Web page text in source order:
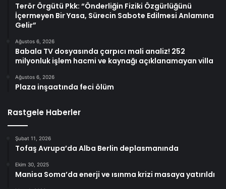
Terör Örgütü Pkk: “Önderliğin Fiziki Özgürlüğünü
İçermeyen Bir Yasa, Sürecin Sabote Edilmesi Anlamına
Gelir”
Ağustos 6, 2026
Babala TV dosyasında çarpıcı mali analiz! 252
milyonluk işlem hacmi ve kaynağı açıklanamayan villa
Ağustos 6, 2026
Plaza inşaatında feci ölüm
Rastgele Haberler
Şubat 11, 2026
Tofaş Avrupa’da Alba Berlin deplasmanında
Ekim 30, 2025
Manisa Soma’da enerji ve ısınma krizi masaya yatırıldı